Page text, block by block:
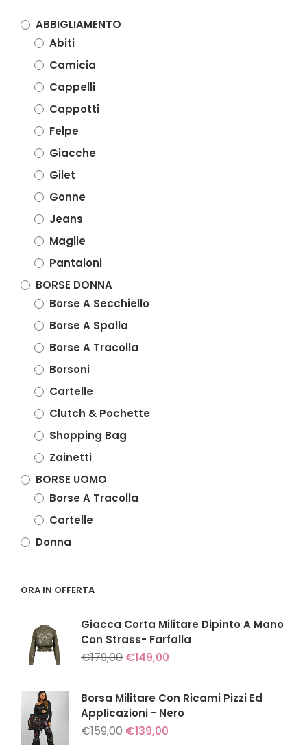
ABBIGLIAMENTO
Abiti
Camicia
Cappelli
Cappotti
Felpe
Giacche
Gilet
Gonne
Jeans
Maglie
Pantaloni
BORSE DONNA
Borse A Secchiello
Borse A Spalla
Borse A Tracolla
Borsoni
Cartelle
Clutch & Pochette
Shopping Bag
Zainetti
BORSE UOMO
Borse A Tracolla
Cartelle
Donna
ORA IN OFFERTA
Giacca Corta Militare Dipinto A Mano
Con Strass- Farfalla
€179,00 Il
prezzo
era:
€179,00.
€149,00
è:
€149,00.
Borsa Militare Con Ricami Pizzi Ed
Applicazioni - Nero
€159,00 Il
prezzo
€139,00